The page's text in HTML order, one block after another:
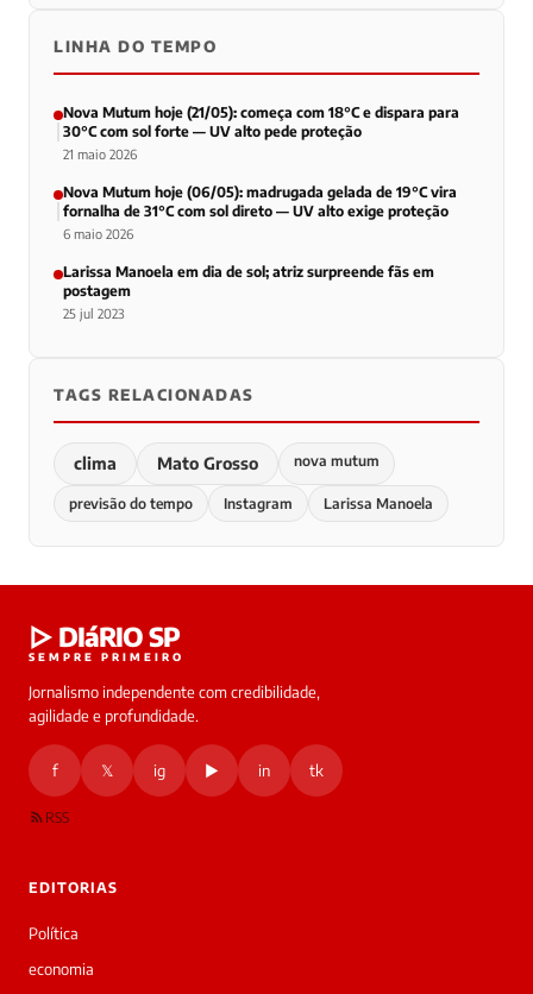
LINHA DO TEMPO
Nova Mutum hoje (21/05): começa com 18°C e dispara para
30°C com sol forte — UV alto pede proteção
21 maio 2026
Nova Mutum hoje (06/05): madrugada gelada de 19°C vira
fornalha de 31°C com sol direto — UV alto exige proteção
6 maio 2026
Larissa Manoela em dia de sol; atriz surpreende fãs em
postagem
25 jul 2023
TAGS RELACIONADAS
clima Mato Grosso nova mutum
previsão do tempo Instagram Larissa Manoela
▷ DIáRIO SP
SEMPRE PRIMEIRO
Jornalismo independente com credibilidade,
agilidade e profundidade.
f 𝕏 ig ▶ in tk
RSS
EDITORIAS
Política
economia